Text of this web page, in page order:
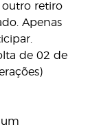
retiro
Apenas
de 02 de